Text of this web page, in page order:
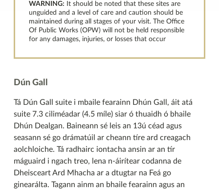
WARNING: It should be noted that these sites are
unguided and a level of care and caution should be
maintained during all stages of your visit. The Office
Of Public Works (OPW) will not be held responsible
for any damages, injuries, or losses that occur
Dún Gall
Tá Dún Gall suite i mbaile fearainn Dhún Gall, áit atá
suite 7.3 ciliméadar (4.5 míle) siar ó thuaidh ó bhaile
Dhún Dealgan. Baineann sé leis an 13ú céad agus
seasann sé go drámatúil ar cheann tíre ard creagach
aolchloiche. Tá radhairc iontacha ansin ar an tír
máguaird i ngach treo, lena n-áirítear codanna de
Dheisceart Ard Mhacha ar a dtugtar na Feá go
ginearálta. Tagann ainm an bhaile fearainn agus an